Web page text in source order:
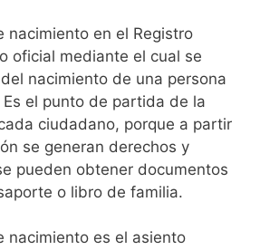
nacimiento en el Registro
oficial mediante el cual se
nacimiento de una persona
el punto de partida de la
ciudadano, porque a partir
se generan derechos y
pueden obtener documentos
o libro de familia.
nacimiento es el asiento